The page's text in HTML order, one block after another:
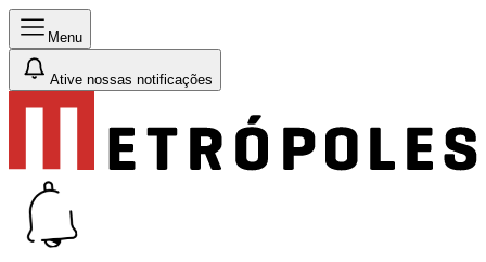
Menu
Ative nossas notificações